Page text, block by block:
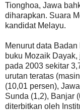
Tionghoa, Jawa
diharapkan. Suara
kandidat Melayu.
Menurut data
buku Mozaik
pada 2003 sekitar
urutan teratas
(10,01 persen),
Sunda (1,2), Banjar
diterbitkan oleh